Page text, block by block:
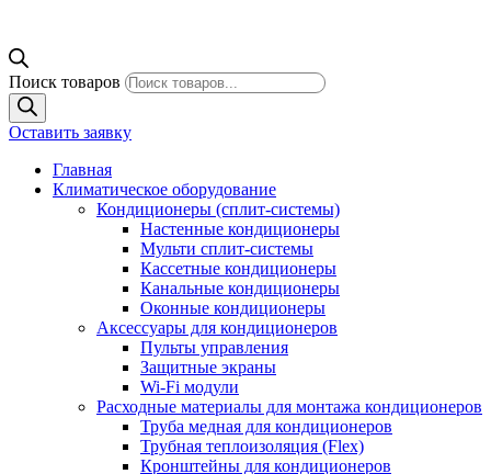
Поиск товаров
Оставить заявку
Главная
Климатическое оборудование
Кондиционеры (сплит-системы)
Настенные кондиционеры
Мульти сплит-системы
Кассетные кондиционеры
Канальные кондиционеры
Оконные кондиционеры
Аксессуары для кондиционеров
Пульты управления
Защитные экраны
Wi-Fi модули
Расходные материалы для монтажа кондиционеров
Труба медная для кондиционеров
Трубная теплоизоляция (Flex)
Кронштейны для кондиционеров